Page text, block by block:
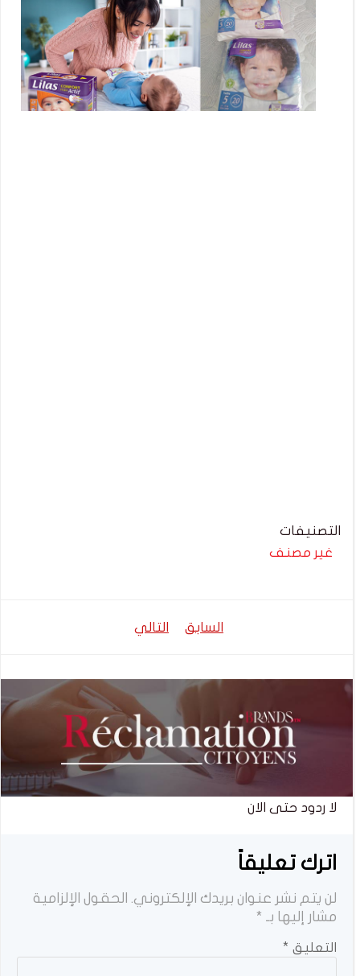
التصنيفات
غير مصنف
السابق
تصفّح
التالي
لا ردود حتى الان
اترك تعليقاً
لن يتم نشر عنوان بريدك الإلكتروني. الحقول الإلزامية
مشار إليها بـ *
التعليق *